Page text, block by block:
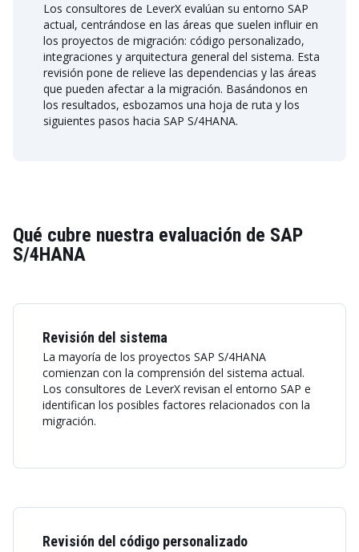
Los consultores de LeverX evalúan su entorno SAP
actual, centrándose en las áreas que suelen influir en
los proyectos de migración: código personalizado,
integraciones y arquitectura general del sistema. Esta
revisión pone de relieve las dependencias y las áreas
que pueden afectar a la migración. Basándonos en
los resultados, esbozamos una hoja de ruta y los
siguientes pasos hacia SAP S/4HANA.
Qué cubre nuestra evaluación de SAP
S/4HANA
Revisión del sistema
La mayoría de los proyectos SAP S/4HANA
comienzan con la comprensión del sistema actual.
Los consultores de LeverX revisan el entorno SAP e
identifican los posibles factores relacionados con la
migración.
Revisión del código personalizado